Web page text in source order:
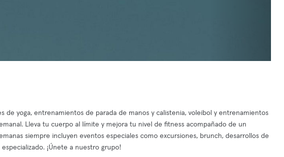
de yoga, entrenamientos de parada de manos y calistenia, voleibol y entrenamientos
Lleva tu cuerpo al límite y mejora tu nivel de fitness acompañado de un
siempre incluyen eventos especiales como excursiones, brunch, desarrollos de
¡Únete a nuestro grupo!